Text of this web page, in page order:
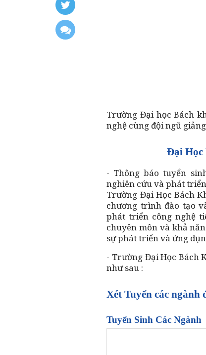
Trường Đại học Bách
nghệ cùng đội ngũ
Đại Học
- Thông báo tuyển
nghiên cứu và phát
Trường Đại Học Bách
chương trình đào tạo
phát triển công nghệ
chuyên môn và khả
sự phát triển và ứng
- Trường Đại Học Bách
như sau :
Xét Tuyển các ngành
Tuyển Sinh Các Ngành